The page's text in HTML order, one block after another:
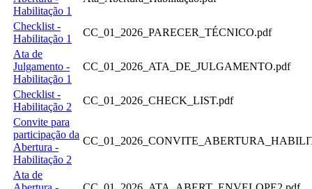
Habilitação 1
Checklist -
Habilitação 1
CC_01_2026_PARECER_TÉCNICO.pdf
Ata de
Julgamento -
Habilitação 1
CC_01_2026_ATA_DE_JULGAMENTO.pdf
Checklist -
Habilitação 2
CC_01_2026_CHECK_LIST.pdf
Convite para
participação da
Abertura -
Habilitação 2
Ata de